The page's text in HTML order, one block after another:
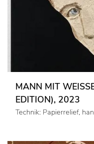
MANN MIT
DITION), 2023
Technik: Papierrelief,